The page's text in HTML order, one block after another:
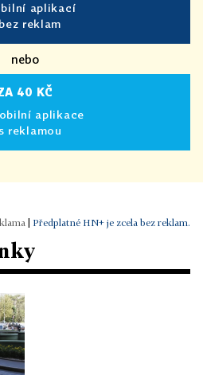
aplikací
reklam
nebo
40 KČ
aplikace
reklamou
Předplatné HN+ je zcela bez reklam.